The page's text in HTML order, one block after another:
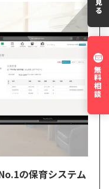
の保育システム
無料相談